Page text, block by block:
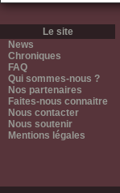
Le site
News
Chroniques
FAQ
Qui sommes-nous ?
Nos partenaires
Faites-nous connaitre
Nous contacter
Nous soutenir
Mentions légales